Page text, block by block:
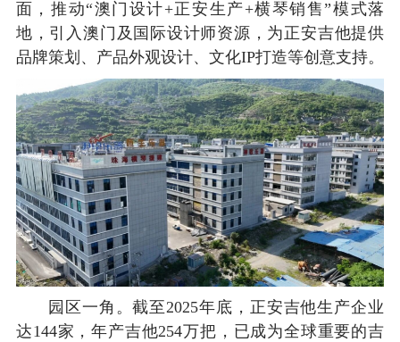
面，推动“澳门设计+正安生产+横琴销售”模式落
地，引入澳门及国际设计师资源，为正安吉他提供
品牌策划、产品外观设计、文化IP打造等创意支持。
园区一角。截至2025年底，正安吉他生产企业
达144家，年产吉他254万把，已成为全球重要的吉